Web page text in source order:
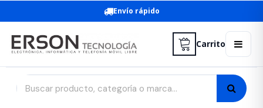
Envío rápido
Carrito